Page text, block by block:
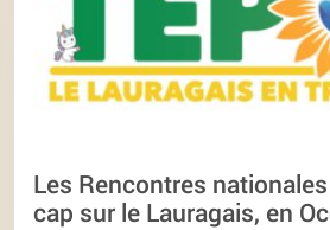
Les Rencontres
cap sur le Lauragais, en